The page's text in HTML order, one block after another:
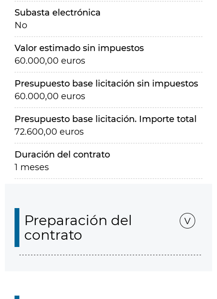
Subasta electrónica
No
Valor estimado sin impuestos
60.000,00 euros
Presupuesto base licitación sin impuestos
60.000,00 euros
Presupuesto base licitación. Importe total
72.600,00 euros
Duración del contrato
1 meses
Preparación del
contrato